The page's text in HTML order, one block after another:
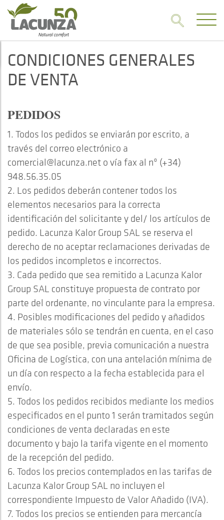
CONDICIONES GENERALES
DE VENTA
PEDIDOS
1. Todos los pedidos se enviarán por escrito, a
través del correo electrónico a
comercial@lacunza.net o vía fax al nº (+34)
948.56.35.05
2. Los pedidos deberán contener todos los
elementos necesarios para la correcta
identificación del solicitante y del/ los artículos de
pedido. Lacunza Kalor Group SAL se reserva el
derecho de no aceptar reclamaciones derivadas de
los pedidos incompletos e incorrectos.
3. Cada pedido que sea remitido a Lacunza Kalor
Group SAL constituye propuesta de contrato por
parte del ordenante, no vinculante para la empresa.
4. Posibles modificaciones del pedido y añadidos
de materiales sólo se tendrán en cuenta, en el caso
de que sea posible, previa comunicación a nuestra
Oficina de Logística, con una antelación mínima de
un día con respecto a la fecha establecida para el
envío.
5. Todos los pedidos recibidos mediante los medios
especificados en el punto 1 serán tramitados según
condiciones de venta declaradas en este
documento y bajo la tarifa vigente en el momento
de la recepción del pedido.
6. Todos los precios contemplados en las tarifas de
Lacunza Kalor Group SAL no incluyen el
correspondiente Impuesto de Valor Añadido (IVA).
7. Todos los precios se entienden para mercancía